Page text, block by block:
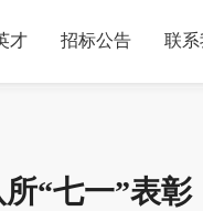
才 招标公告 联系
“七一”表彰